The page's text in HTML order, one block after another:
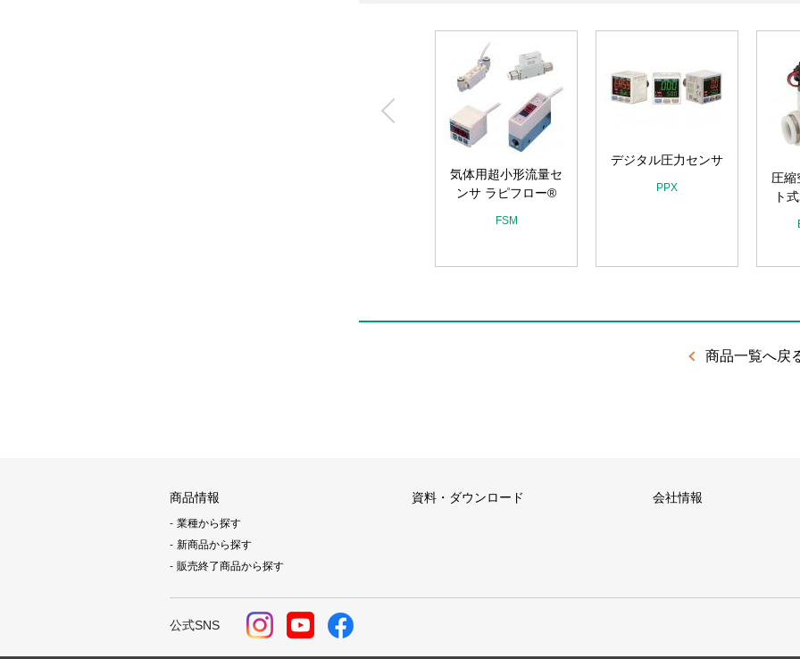
気体用超小形流量セ
ンサ ラピフロー®
FSM
デジタル圧力センサ
PPX
圧縮
ト
商品一覧へ戻
商品情報
業種から探す
新商品から探す
販売終了商品から探す
資料・ダウンロード 会社情報
公式SNS